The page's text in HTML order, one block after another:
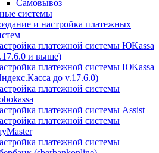
Самовывоз
системы
и настройка платежных
платежной системы ЮKassa
и выше)
платежной системы ЮKassa
до v.17.6.0)
платежной системы
платежной системы Assist
платежной системы
платежной системы